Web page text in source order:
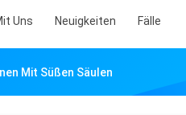
Uns Neuigkeiten Fälle
Mit Süßen Säulen